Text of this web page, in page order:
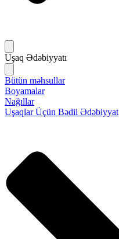
Uşaq Ədəbiyyatı
Bütün məhsullar
Boyamalar
Nağıllar
Uşaqlar Üçün Bədii Ədəbiyyat